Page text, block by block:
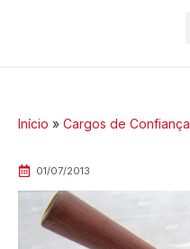
Início » Cargos de Confiança
01/07/2013